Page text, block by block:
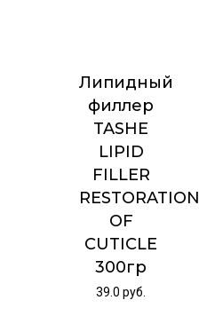
Липидный
филлер
TASHE
LIPID
FILLER
RESTORATION
OF
CUTICLE
300гр
39.0руб.